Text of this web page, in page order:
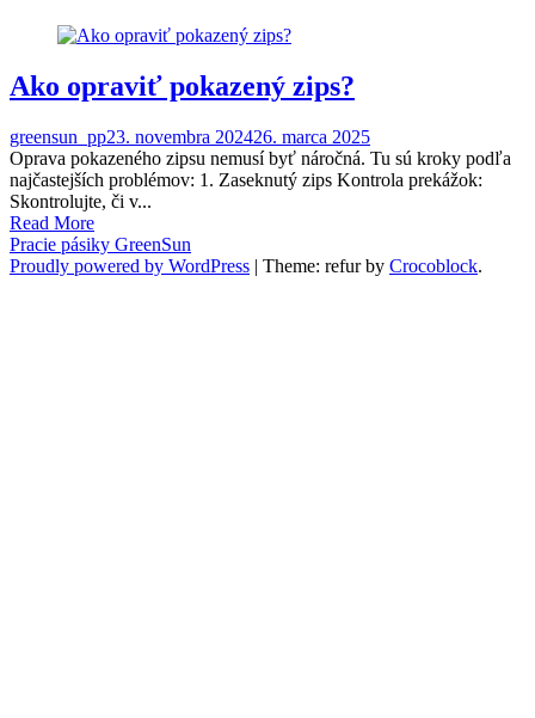
Ako opraviť pokazený zips?
greensun_pp23. novembra 202426. marca 2025
Oprava pokazeného zipsu nemusí byť náročná. Tu sú kroky podľa
najčastejších problémov: 1. Zaseknutý zips Kontrola prekážok:
Skontrolujte, či v...
Read More
Pracie pásiky GreenSun
Proudly powered by WordPress | Theme: refur by Crocoblock.